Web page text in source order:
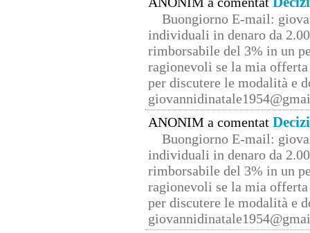
Buongiorno E-mail:
individuali in denaro da
rimborsabile del 3% in un
ragionevoli se la mia
per discutere le modalità e
ANONIM a comentat
Buongiorno E-mail:
individuali in denaro da
rimborsabile del 3% in un
ragionevoli se la mia
per discutere le modalità e